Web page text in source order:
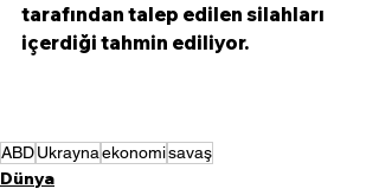
tarafından talep edilen silahları
içerdiği tahmin ediliyor.
ABDUkraynaekonomisavaş
Dünya